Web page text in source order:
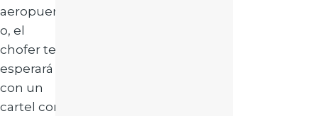
aeropuert
o, el
chofer te
esperará
con un
cartel con